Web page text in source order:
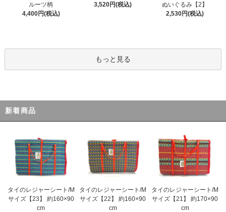
ルーツ柄
4,400円(税込)
3,520円(税込)
ぬいぐるみ【2】
2,530円(税込)
もっと見る
新着商品
タイのレジャーシート/M
サイズ【23】 約160×90
cm
タイのレジャーシート/M
サイズ【22】 約160×90
cm
タイのレジャーシート/M
サイズ【21】 約170×90
cm